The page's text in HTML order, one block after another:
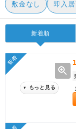
敷金なし 即入
新着順
新着
zoom_in
▼ もっと見る